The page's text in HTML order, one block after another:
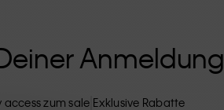
Anmeldung
access zum sale Exklusive Rabatte